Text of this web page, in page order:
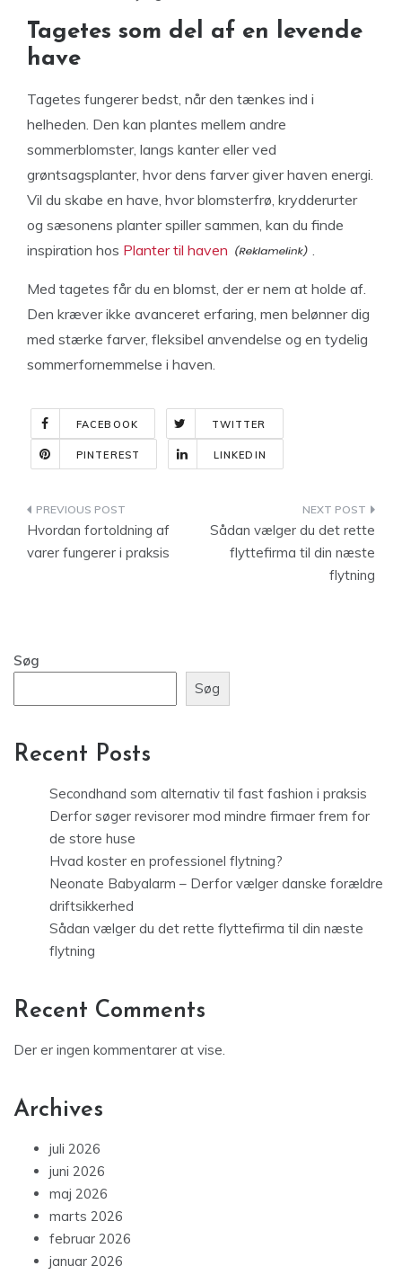
Tagetes som del af en levende
have
Tagetes fungerer bedst, når den tænkes ind i
helheden. Den kan plantes mellem andre
sommerblomster, langs kanter eller ved
grøntsagsplanter, hvor dens farver giver haven energi.
Vil du skabe en have, hvor blomsterfrø, krydderurter
og sæsonens planter spiller sammen, kan du finde
inspiration hos Planter til haven
Med tagetes får du en blomst, der er nem at holde af.
Den kræver ikke avanceret erfaring, men belønner dig
med stærke farver, fleksibel anvendelse og en tydelig
sommerfornemmelse i haven.
FACEBOOK TWITTER
PINTEREST LINKEDIN
Indlægsnavigation
Hvordan fortoldning af
varer fungerer i praksis
Sådan vælger du det rette
flyttefirma til din næste
flytning
Søg
Søg
Recent Posts
Secondhand som alternativ til fast fashion i praksis
Derfor søger revisorer mod mindre firmaer frem for
de store huse
Hvad koster en professionel flytning?
Neonate Babyalarm – Derfor vælger danske forældre
driftsikkerhed
Sådan vælger du det rette flyttefirma til din næste
flytning
Recent Comments
Der er ingen kommentarer at vise.
Archives
juli 2026
juni 2026
maj 2026
marts 2026
februar 2026
januar 2026